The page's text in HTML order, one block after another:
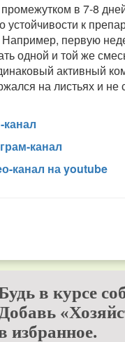
в 7-8
устойчивости к
первую
одной и той же
активный
на листьях и
канал
канал на youtube
в курсе
Добавь
избранное.